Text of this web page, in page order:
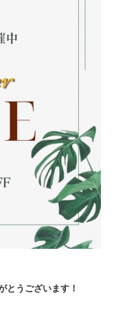
とうございます！